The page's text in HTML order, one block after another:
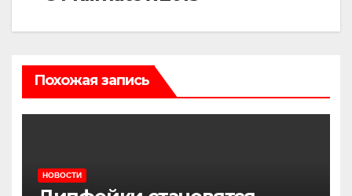
Похожая запись
НОВОСТИ